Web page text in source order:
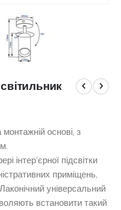
основі, з
інтер'єрної підсвітки
приміщень,
універсальний
встановити такий